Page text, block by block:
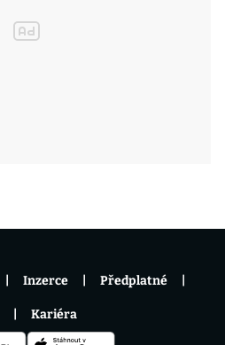
Inzerce Předplatné
Kariéra